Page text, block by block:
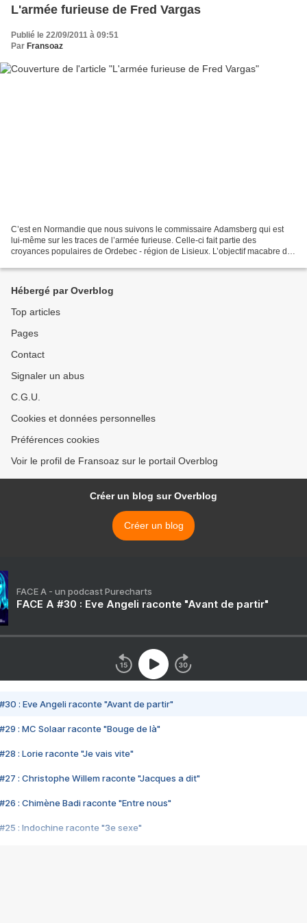
L'armée furieuse de Fred Vargas
Publié le 22/09/2011 à 09:51
Par Fransoaz
C’est en Normandie que nous suivons le commissaire Adamsberg qui est
lui-même sur les traces de l’armée furieuse. Celle-ci fait partie des
croyances populaires de Ordebec - région de Lisieux. L’objectif macabre de
Hébergé par Overblog
Top articles
Pages
Contact
Signaler un abus
C.G.U.
Cookies et données personnelles
Préférences cookies
Voir le profil de Fransoaz sur le portail Overblog
Créer un blog sur Overblog
Créer un blog
FACE A - un podcast Purecharts
FACE A #30 : Eve Angeli raconte "Avant de partir"
#30 : Eve Angeli raconte "Avant de partir"
#29 : MC Solaar raconte "Bouge de là"
#28 : Lorie raconte "Je vais vite"
#27 : Christophe Willem raconte "Jacques a dit"
#26 : Chimène Badi raconte "Entre nous"
#25 : Indochine raconte "3e sexe"